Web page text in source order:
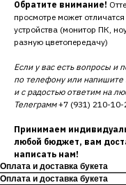
Обратите внимание!
просмотре может
устройства (монитор ПК,
разную цветопередачу)
Если у вас есть вопросы и
по телефону или напишите
и с радостью ответим на
Телеграмм+7 (931) 210-10-
Принимаем
любой бюджет, вам
написать нам!
Оплата и доставка букета
Оплата и доставка букета